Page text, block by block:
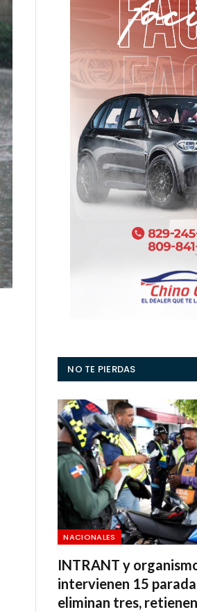
NO TE PIERDAS
NACIONALES
INTRANT y
intervienen 15
eliminan tres,